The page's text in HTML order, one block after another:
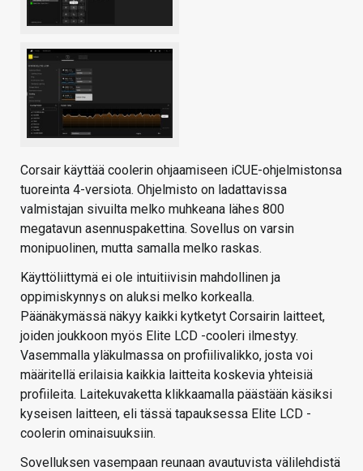
Corsair käyttää coolerin ohjaamiseen iCUE-ohjelmistonsa
tuoreinta 4-versiota. Ohjelmisto on ladattavissa
valmistajan sivuilta melko muhkeana lähes 800
megatavun asennuspakettina. Sovellus on varsin
monipuolinen, mutta samalla melko raskas.
Käyttöliittymä ei ole intuitiivisin mahdollinen ja
oppimiskynnys on aluksi melko korkealla.
Päänäkymässä näkyy kaikki kytketyt Corsairin laitteet,
joiden joukkoon myös Elite LCD -cooleri ilmestyy.
Vasemmalla yläkulmassa on profiilivalikko, josta voi
määritellä erilaisia kaikkia laitteita koskevia yhteisiä
profiileita. Laitekuvaketta klikkaamalla päästään käsiksi
kyseisen laitteen, eli tässä tapauksessa Elite LCD -
coolerin ominaisuuksiin.
Sovelluksen vasempaan reunaan avautuvista välilehdistä